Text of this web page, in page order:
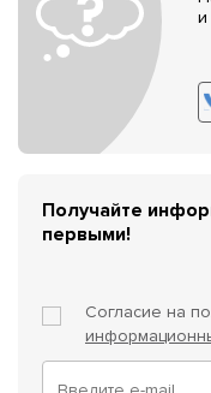
и
Получайте
первыми!
Согласие на